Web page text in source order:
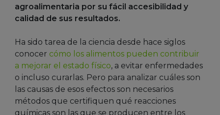
agroalimentaria por su fácil accesibilidad y
calidad de sus resultados.
Ha sido tarea de la ciencia desde hace siglos
conocer cómo los alimentos pueden contribuir
a mejorar el estado físico, a evitar enfermedades
o incluso curarlas. Pero para analizar cuáles son
las causas de esos efectos son necesarios
métodos que certifiquen qué reacciones
químicas son las que se producen entre los